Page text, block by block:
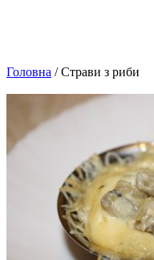
Головна / Страви з риби